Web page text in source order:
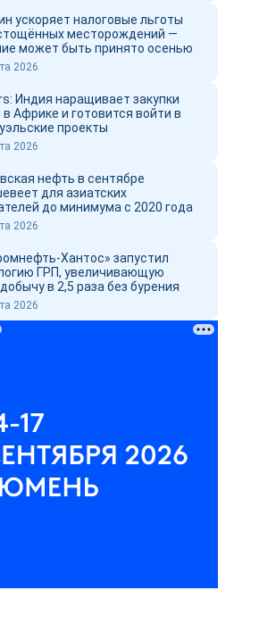
ускоряет налоговые льготы
месторождений —
может быть принято осенью
2026
Индия наращивает закупки
Африке и готовится войти в
проекты
2026
нефть в сентябре
для азиатских
до минимума с 2020 года
2026
Хантос» запустил
ГРП, увеличивающую
в 2,5 раза без бурения
2026